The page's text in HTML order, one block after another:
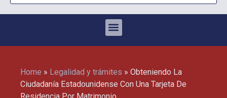
Home » Legalidad y trámites » Obteniendo La
Ciudadanía Estadounidense Con Una Tarjeta De
Residencia Por Matrimonio